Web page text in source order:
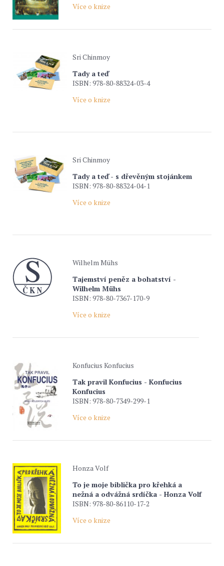
Více o knize
Sri Chinmoy
Tady a teď
ISBN: 978-80-88324-03-4
Více o knize
Sri Chinmoy
Tady a teď - s dřevěným stojánkem
ISBN: 978-80-88324-04-1
Více o knize
Wilhelm Mühs
Tajemství peněz a bohatství -
Wilhelm Mühs
ISBN: 978-80-7367-170-9
Více o knize
Konfucius Konfucius
Tak pravil Konfucius - Konfucius
Konfucius
ISBN: 978-80-7349-299-1
Více o knize
Honza Volf
To je moje biblička pro křehká a
nežná a odvážná srdíčka - Honza Volf
ISBN: 978-80-86110-17-2
Více o knize